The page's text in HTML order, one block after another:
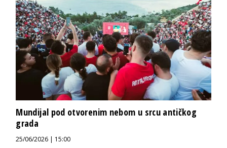
Mundijal pod otvorenim nebom u srcu antičkog
grada
25/06/2026 | 15:00